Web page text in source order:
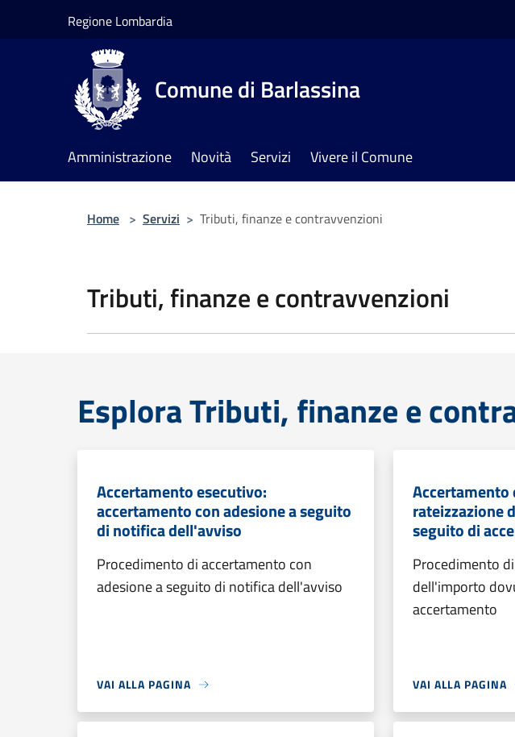
Regione Lombardia
Comune di Barlassina
Amministrazione Novità Servizi Vivere il Comune
Home > Servizi > Tributi, finanze e contravvenzioni
Tributi, finanze e contravvenzioni
Esplora Tributi, finanze e
Accertamento esecutivo:
accertamento con adesione a seguito
di notifica dell'avviso
Procedimento di accertamento con
adesione a seguito di notifica dell'avviso
VAI ALLA PAGINA
Accertamento
rateizzazione
seguito di
Procedimento
dell'importo
accertamento
VAI ALLA PAGINA